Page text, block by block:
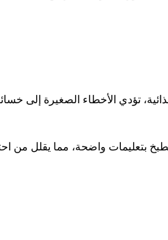
تؤدي الأخطاء الصغيرة إلى
بتعليمات واضحة، مما يقلل من